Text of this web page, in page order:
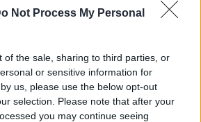
Not Process My Personal
of the sale, sharing to third parties, or
or sensitive information for
us, please use the below opt-out
selection. Please note that after your
you may continue seeing
cittadine: quel documento
scelta editoriale di approfondire
sempre pieno.